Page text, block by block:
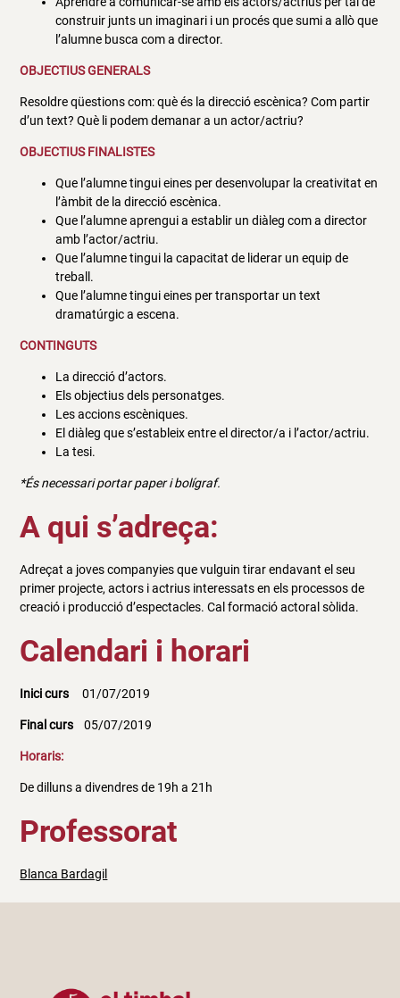
construir junts un imaginari i un procés que sumi a allò que
l’alumne busca com a director.
OBJECTIUS GENERALS
Resoldre qüestions com: què és la direcció escènica? Com partir
d’un text? Què li podem demanar a un actor/actriu?
OBJECTIUS FINALISTES
Que l’alumne tingui eines per desenvolupar la creativitat en
l’àmbit de la direcció escènica.
Que l’alumne aprengui a establir un diàleg com a director
amb l’actor/actriu.
Que l’alumne tingui la capacitat de liderar un equip de
treball.
Que l’alumne tingui eines per transportar un text
dramatúrgic a escena.
CONTINGUTS
La direcció d’actors.
Els objectius dels personatges.
Les accions escèniques.
El diàleg que s’estableix entre el director/a i l’actor/actriu.
La tesi.
*És necessari portar paper i bolígraf.
A qui s’adreça:
Adreçat a joves companyies que vulguin tirar endavant el seu
primer projecte, actors i actrius interessats en els processos de
creació i producció d’espectacles. Cal formació actoral sòlida.
Calendari i horari
Inici curs 01/07/2019
Final curs 05/07/2019
Horaris:
De dilluns a divendres de 19h a 21h
Professorat
Blanca Bardagil